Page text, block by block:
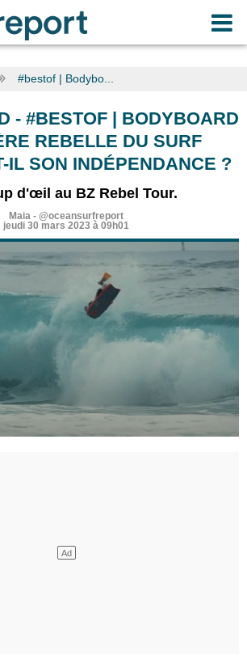
#bestof | Bodybo...
- #BESTOF | BODYBOARD
REBELLE DU SURF
IL SON INDÉPENDANCE ?
d'œil au BZ Rebel Tour.
Maia - @oceansurfreport
jeudi 30 mars 2023 à 09h01